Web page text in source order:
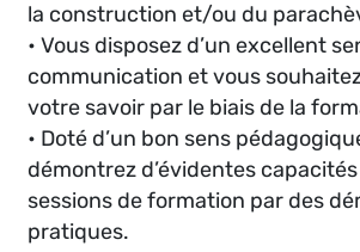
la construction et/ou du
• Vous disposez d’un excellent
communication et vous
votre savoir par le biais de la
• Doté d’un bon sens
démontrez d’évidentes
sessions de formation par des
pratiques.